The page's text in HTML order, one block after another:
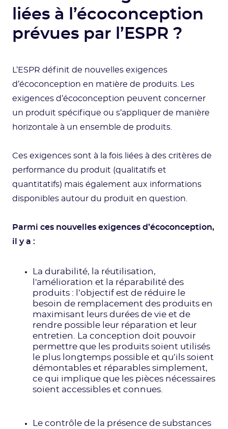
liées à l’écoconception
prévues par l’ESPR ?
L’ESPR définit de nouvelles exigences
d’écoconception en matière de produits. Les
exigences d’écoconception peuvent concerner
un produit spécifique ou s’appliquer de manière
horizontale à un ensemble de produits.
Ces exigences sont à la fois liées à des critères de
performance du produit (qualitatifs et
quantitatifs) mais également aux informations
disponibles autour du produit en question.
Parmi ces nouvelles exigences d’écoconception,
il y a :
La durabilité, la réutilisation,
l'amélioration et la réparabilité des
produits : l’objectif est de réduire le
besoin de remplacement des produits en
maximisant leurs durées de vie et de
rendre possible leur réparation et leur
entretien. La conception doit pouvoir
permettre que les produits soient utilisés
le plus longtemps possible et qu’ils soient
démontables et réparables simplement,
ce qui implique que les pièces nécessaires
soient accessibles et connues.
Le contrôle de la présence de substances